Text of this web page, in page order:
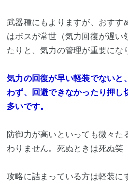
武器種にもよりますが、おすす
はボスが常世（気力回復が遅い
たりと、気力の管理が重要にな
気力の回復が早い軽装でないと
わず、回避できなかったり押し
多いです。
防御力が高いといっても微々た
わりません。死ぬときは死ぬ笑
攻略に詰まっている方は軽装に